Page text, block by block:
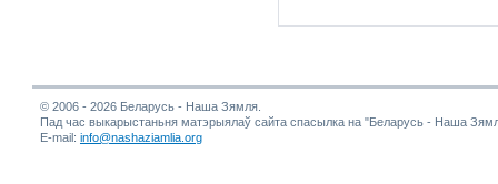
© 2006 - 2026 Беларусь - Наша Зямля.
Пад час выкарыстаньня матэрыялаў сайта спасылка на "Беларусь - Наша
E-mail: info@nashaziamlia.org